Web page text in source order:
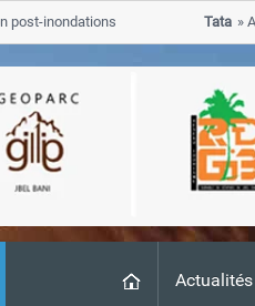
Actualités
inondations
progresse